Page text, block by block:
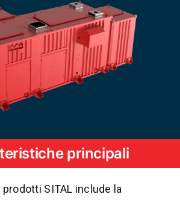
principali
prodotti SITAL include la